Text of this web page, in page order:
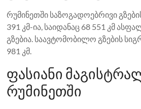
რუმინეთში საზოგადოებრივი
391 კმ-ია, საიდანაც 68 551 კმ
გზებია. საავტომობილო გზების
981 კმ.
ფასიანი
რუმინეთში